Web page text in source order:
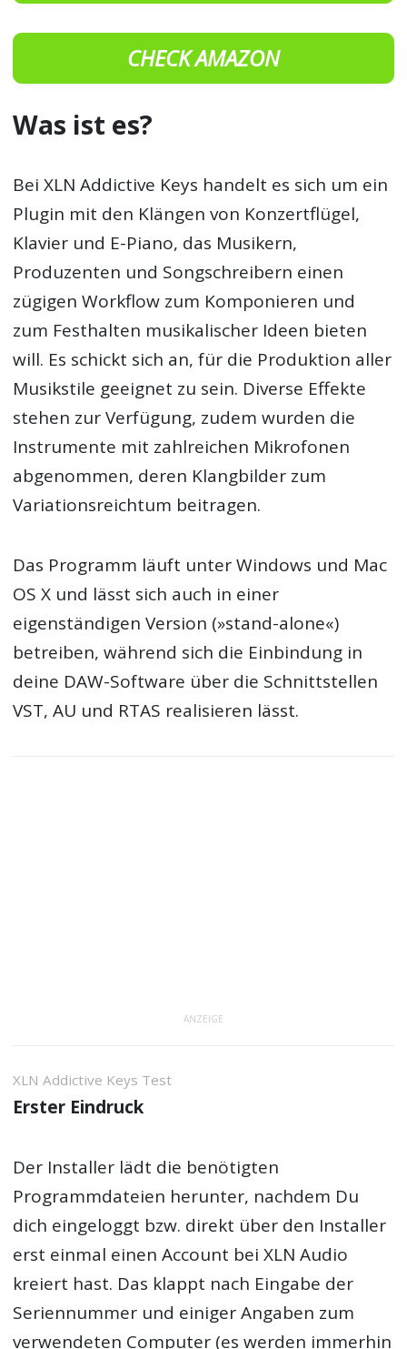
CHECK AMAZON
Was ist es?
Bei XLN Addictive Keys handelt es sich um ein
Plugin mit den Klängen von Konzertflügel,
Klavier und E-Piano, das Musikern,
Produzenten und Songschreibern einen
zügigen Workflow zum Komponieren und
zum Festhalten musikalischer Ideen bieten
will. Es schickt sich an, für die Produktion aller
Musikstile geeignet zu sein. Diverse Effekte
stehen zur Verfügung, zudem wurden die
Instrumente mit zahlreichen Mikrofonen
abgenommen, deren Klangbilder zum
Variationsreichtum beitragen.
Das Programm läuft unter Windows und Mac
OS X und lässt sich auch in einer
eigenständigen Version (»stand-alone«)
betreiben, während sich die Einbindung in
deine DAW-Software über die Schnittstellen
VST, AU und RTAS realisieren lässt.
ANZEIGE
XLN Addictive Keys Test
Erster Eindruck
Der Installer lädt die benötigten
Programmdateien herunter, nachdem Du
dich eingeloggt bzw. direkt über den Installer
erst einmal einen Account bei XLN Audio
kreiert hast. Das klappt nach Eingabe der
Seriennummer und einiger Angaben zum
verwendeten Computer (es werden immerhin